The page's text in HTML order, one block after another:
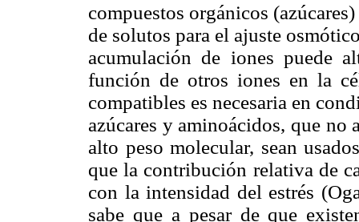
compuestos orgánicos
de solutos para el ajuste
acumulación de iones puede
función de otros iones en la
compatibles es necesaria en
azúcares y aminoácidos, que no
alto peso molecular, sean
que la contribución relativa de
con la intensidad del estrés
sabe que a pesar de que